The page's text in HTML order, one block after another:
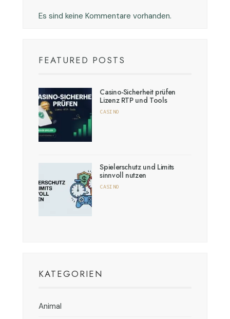
Es sind keine Kommentare vorhanden.
FEATURED POSTS
Casino-Sicherheit prüfen
Lizenz RTP und Tools
CASINO
Spielerschutz und Limits
sinnvoll nutzen
CASINO
KATEGORIEN
Animal